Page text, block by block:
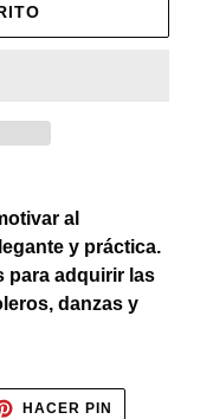
al
y práctica.
para adquirir las
danzas y
HACER PIN